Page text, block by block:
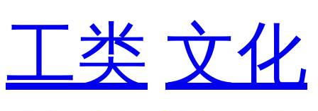
工类 文化